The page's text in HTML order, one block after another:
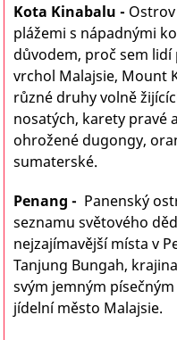
Kota Kinabalu -
plážemi s nápadnými
důvodem, proč sem lidí
vrchol Malajsie, Mount
různé druhy volně
nosatých, karety pravé
ohrožené dugongy,
sumaterské.
Penang - Panenský
seznamu světového
nejzajímavější místa v
Tanjung Bungah,
svým jemným
jídelní město Malajsie.